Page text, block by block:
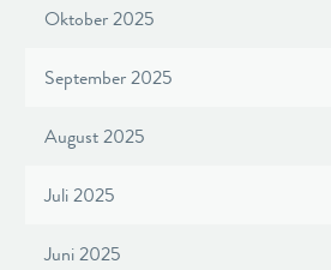
Oktober 2025
September 2025
August 2025
Juli 2025
Juni 2025